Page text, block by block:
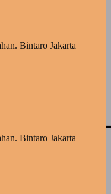
Bintaro Jakarta
Bintaro Jakarta